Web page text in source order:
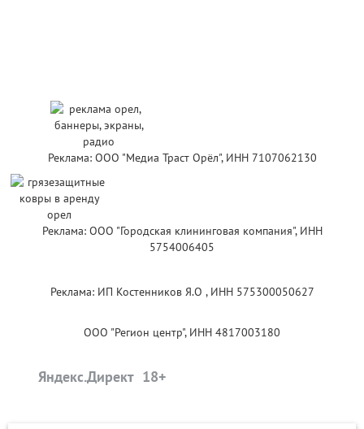
Реклама: ООО "Медиа Траст Орёл", ИНН 7107062130
Реклама: ООО "Городская клининговая компания", ИНН
5754006405
Реклама: ИП Костенников Я.О , ИНН 575300050627
ООО "Регион центр", ИНН 4817003180
Яндекс.Директ